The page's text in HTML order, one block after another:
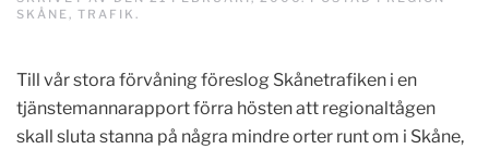
SKÅNE, TRAFIK .
Till vår stora förvåning föreslog Skånetrafiken i en
tjänstemannarapport förra hösten att regionaltågen
skall sluta stanna på några mindre orter runt om i Skåne,